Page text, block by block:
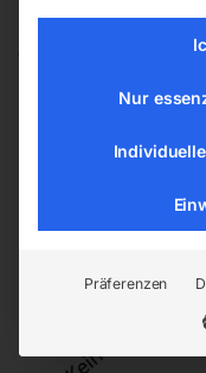
Ähnliche
Absaugeinrichtung
Nur
Präferenzen